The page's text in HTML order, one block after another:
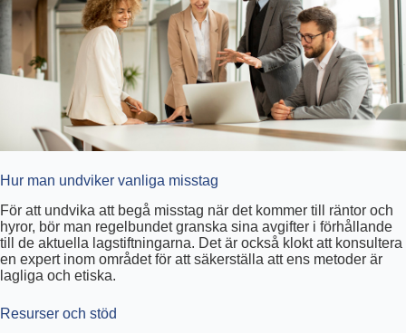
Hur man undviker vanliga misstag
För att undvika att begå misstag när det kommer till räntor och
hyror, bör man regelbundet granska sina avgifter i förhållande
till de aktuella lagstiftningarna. Det är också klokt att konsultera
en expert inom området för att säkerställa att ens metoder är
lagliga och etiska.
Resurser och stöd